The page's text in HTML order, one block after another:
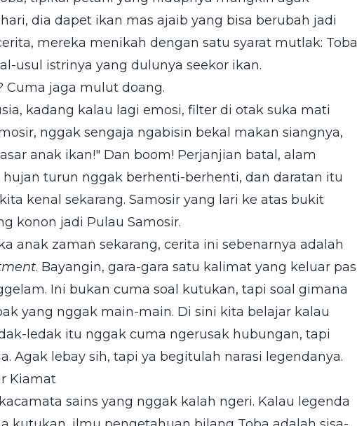
dia dapet ikan mas ajaib yang bisa berubah jadi
mereka menikah dengan satu syarat mutlak: Toba
usul istrinya yang dulunya seekor ikan.
Cuma jaga mulut doang.
kadang kalau lagi emosi, filter di otak suka mati
nggak sengaja ngabisin bekal makan siangnya,
anak ikan!" Dan boom! Perjanjian batal, alam
hujan turun nggak berhenti-berhenti, dan daratan itu
kenal sekarang. Samosir yang lari ke atas bukit
konon jadi Pulau Samosir.
anak zaman sekarang, cerita ini sebenarnya adalah
. Bayangin, gara-gara satu kalimat yang keluar pas
Ini bukan cuma soal kutukan, tapi soal gimana
yang nggak main-main. Di sini kita belajar kalau
ledak itu nggak cuma ngerusak hubungan, tapi
Agak lebay sih, tapi ya begitulah narasi legendanya.
Kiamat
sains yang nggak kalah ngeri. Kalau legenda